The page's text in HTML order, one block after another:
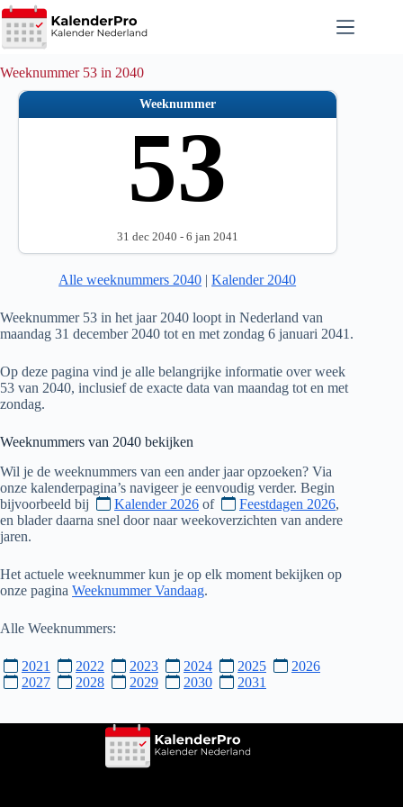
Ga
naar
de
Weeknummer 53 in 2040
Weeknummer
53
31 dec 2040 - 6 jan 2041
Alle weeknummers 2040 |Kalender 2040
Weeknummer 53 in het jaar 2040 loopt in Nederland van
maandag 31 december 2040 tot en met zondag 6 januari 2041.
Op deze pagina vind je alle belangrijke informatie over week
53 van 2040, inclusief de exacte data van maandag tot en met
zondag.
Weeknummers van 2040 bekijken
Wil je de weeknummers van een ander jaar opzoeken? Via
onze kalenderpagina’s navigeer je eenvoudig verder. Begin
bijvoorbeeld bij
Kalender 2026 of Feestdagen 2026,
en blader daarna snel door naar weekoverzichten van andere
jaren.
Het actuele weeknummer kun je op elk moment bekijken op
onze pagina Weeknummer Vandaag.
Alle Weeknummers:
2021 2022 2023 2024 2025
2026
2027
2028 2029 2030 2031